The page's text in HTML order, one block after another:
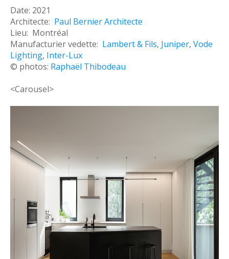
Date: 2021
Architecte: Paul Bernier Architecte
Lieu: Montréal
Manufacturier vedette: Lambert & Fils, Juniper, Vode
Lighting, Inter-Lux
© photos: Raphaël Thibodeau
<Carousel>